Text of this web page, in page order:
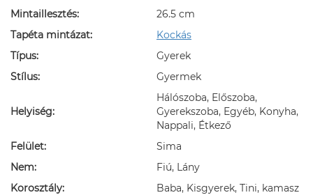
Mintaillesztés:
26.5 cm
Tapéta mintázat:
Kockás
Típus:
Gyerek
Stílus:
Gyermek
Helyiség:
Hálószoba, Előszoba,
Gyerekszoba, Egyéb, Konyha,
Nappali, Étkező
Felület:
Sima
Nem:
Fiú, Lány
Korosztály:
Baba, Kisgyerek, Tini, kamasz